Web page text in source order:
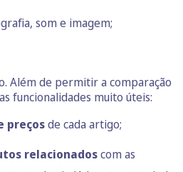
som e imagem;
Além de permitir a comparação
funcionalidades muito úteis:
preçosde cada artigo;
relacionadoscom as